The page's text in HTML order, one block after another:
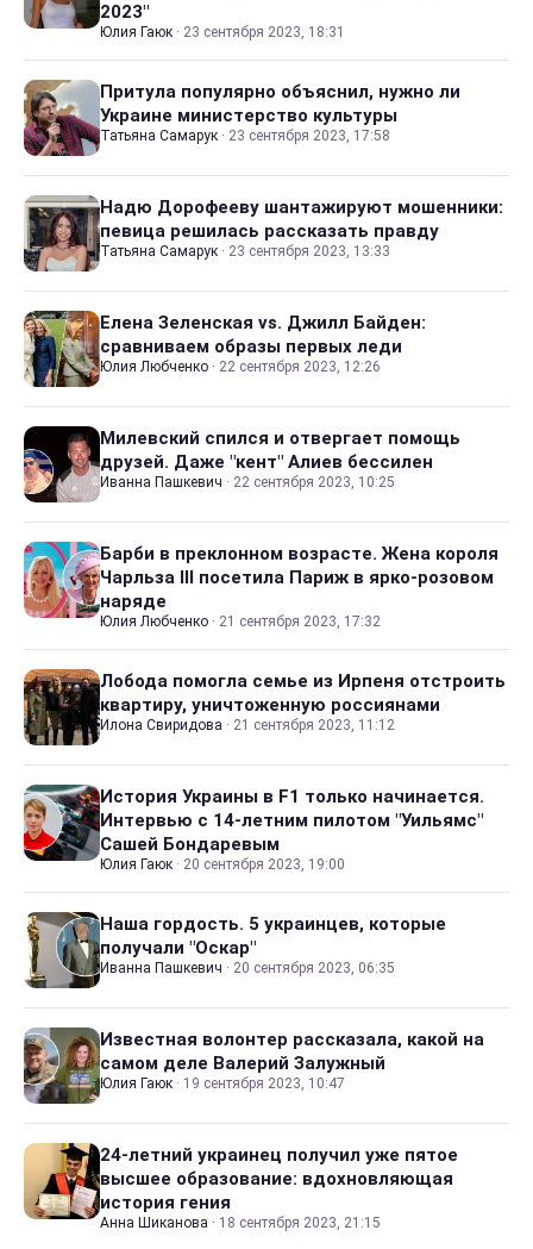
2023"
Юлия Гаюк · 23 сентября 2023, 18:31
Притула популярно объяснил, нужно ли
Украине министерство культуры
Татьяна Самарук · 23 сентября 2023, 17:58
Надю Дорофееву шантажируют мошенники:
певица решилась рассказать правду
Татьяна Самарук · 23 сентября 2023, 13:33
Елена Зеленская vs. Джилл Байден:
сравниваем образы первых леди
Юлия Любченко · 22 сентября 2023, 12:26
Милевский спился и отвергает помощь
друзей. Даже "кент" Алиев бессилен
Иванна Пашкевич · 22 сентября 2023, 10:25
Барби в преклонном возрасте. Жена короля
Чарльза III посетила Париж в ярко-розовом
наряде
Юлия Любченко · 21 сентября 2023, 17:32
Лобода помогла семье из Ирпеня отстроить
квартиру, уничтоженную россиянами
Илона Свиридова · 21 сентября 2023, 11:12
История Украины в F1 только начинается.
Интервью с 14-летним пилотом "Уильямс"
Сашей Бондаревым
Юлия Гаюк · 20 сентября 2023, 19:00
Наша гордость. 5 украинцев, которые
получали "Оскар"
Иванна Пашкевич · 20 сентября 2023, 06:35
Известная волонтер рассказала, какой на
самом деле Валерий Залужный
Юлия Гаюк · 19 сентября 2023, 10:47
24-летний украинец получил уже пятое
высшее образование: вдохновляющая
история гения
Анна Шиканова · 18 сентября 2023, 21:15